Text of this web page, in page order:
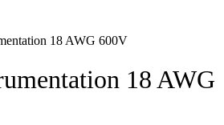
18 AWG 600V
18 AWG